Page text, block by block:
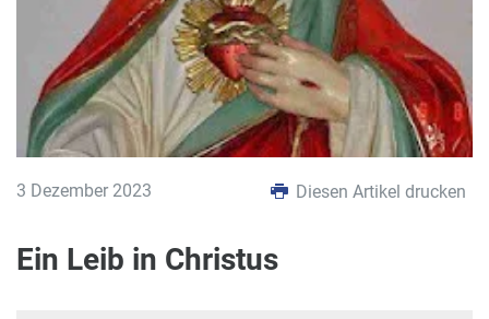
3 Dezember 2023 Diesen Artikel drucken
Ein Leib in Christus